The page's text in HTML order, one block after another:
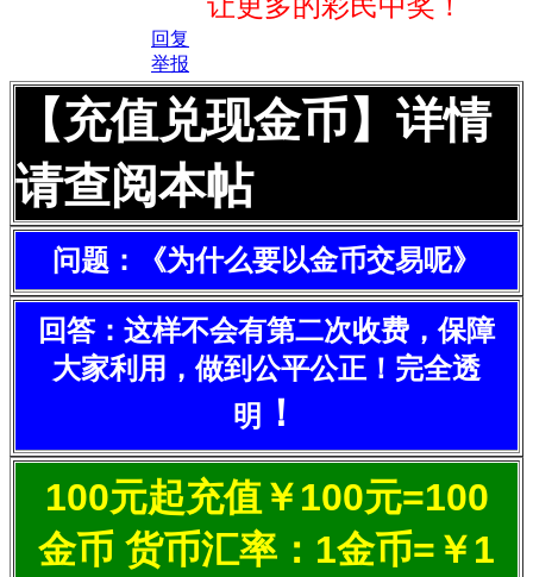
回复
举报
【充值兑现金币】详情
请查阅本帖
问题：《为什么要以金币交易呢》
回答：这样不会有第二次收费，保障
大家利用，做到公平公正！完全透
明
！
100元起充值￥100元=100
金币 货币汇率：1金币=￥1